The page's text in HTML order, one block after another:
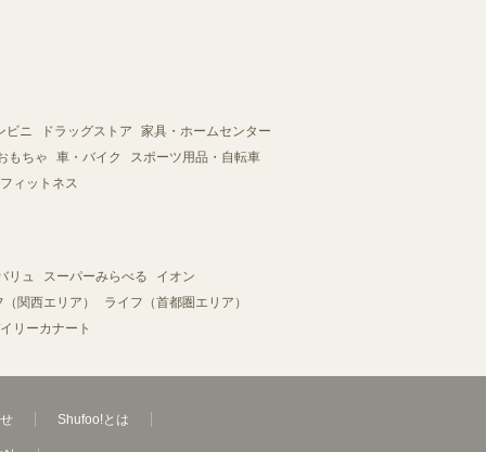
ビニ ドラッグストア
家具・ホームセンター
もちゃ 車・バイク
スポーツ用品・自転車
ィットネス
リュ スーパーみらべる
イオン
関西エリア）
ライフ（首都圏エリア）
リーカナート
Shufoo!とは